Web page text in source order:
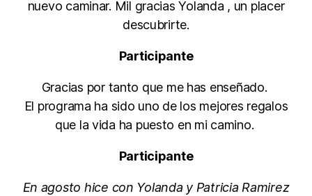
nuevo caminar. Mil gracias Yolanda , un placer
descubrirte.
Participante
Gracias por tanto que me has enseñado.
El programa ha sido uno de los mejores regalos
que la vida ha puesto en mi camino.
Participante
En agosto hice con Yolanda y Patricia Ramirez